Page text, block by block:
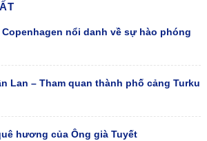
nổi danh về sự hào phóng
Lan – Tham quan thành phố cảng Turku
hương của Ông già Tuyết